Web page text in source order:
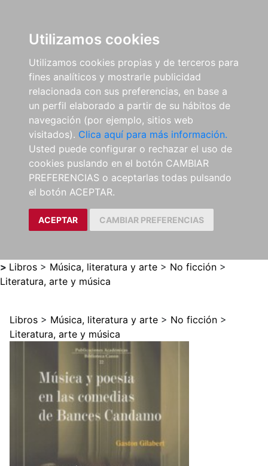
Utilizamos cookies
Utilizamos cookies propias y de terceros para
fines analíticos y mostrarle publicidad
relacionada con sus preferencias, en base a
un perfil elaborado a partir de su hábitos de
navegación (por ejemplo, sitios web
visitados). Clica aquí para más información.
Usted puede configurar o rechazar el uso de
cookies puslando en el botón CAMBIAR
PREFERENCIAS o aceptarlas todas pulsando
el botón ACEPTAR.
ACEPTAR CAMBIAR PREFERENCIAS
> Libros > Música, literatura y arte > No ficción >
Literatura, arte y música
Libros > Música, literatura y arte > No ficción >
Literatura, arte y música